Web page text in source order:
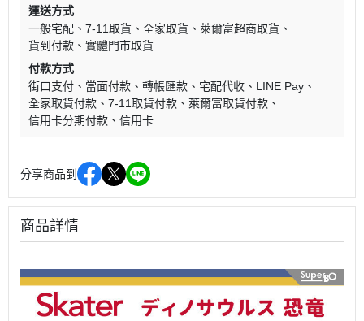
運送方式
一般宅配
7-11取貨 全家取貨
萊爾富超商取貨
貨到付款
實體門市取貨
付款方式
街口支付
當面付款 轉帳匯款 宅配代收
LINE Pay
全家取貨付款
7-11取貨付款
萊爾富取貨付款
信用卡分期付款
信用卡
分享商品到
商品詳情